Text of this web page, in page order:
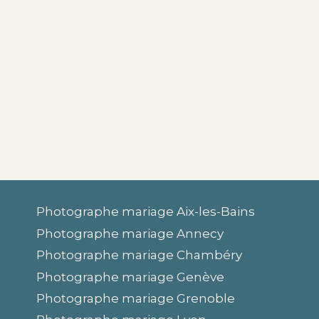
Photographe mariage Aix-les-Bains
Photographe mariage Annecy
Photographe mariage Chambéry
Photographe mariage Genève
Photographe mariage Grenoble